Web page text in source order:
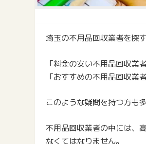
埼玉の不用品回収業者を探
「料金の安い不用品回収業
「おすすめの不用品回収業
このような疑問を持つ方も
不用品回収業者の中には、
なくてはなりません。